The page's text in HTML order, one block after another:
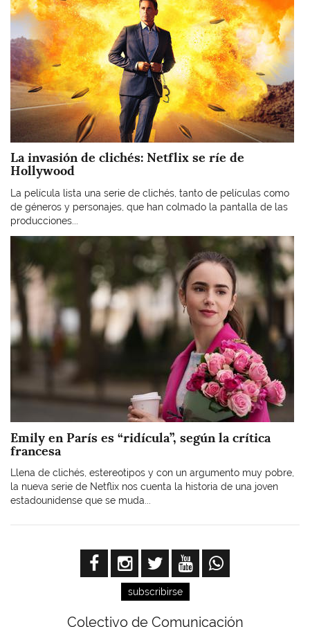
La invasión de clichés: Netflix se ríe de
Hollywood
La película lista una serie de clichés, tanto de películas como
de géneros y personajes, que han colmado la pantalla de las
producciones...
Imagen
Emily en París es “ridícula”, según la crítica
francesa
Llena de clichés, estereotipos y con un argumento muy pobre,
la nueva serie de Netflix nos cuenta la historia de una joven
estadounidense que se muda...
subscribirse
Colectivo de Comunicación